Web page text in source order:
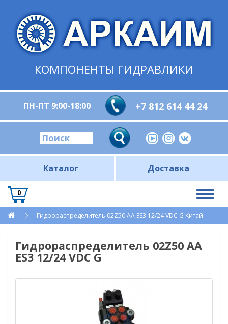
КОМПОНЕНТЫ ГИДРАВЛИКИ
ПН-ПТ 9:00-18:00 +7 812 614 44 24
Каталог Доставка
0
Гидрораспределитель 02Z50 AA ES3 12/24 VDC G Китай
Гидрораспределитель 02Z50 AA
ES3 12/24 VDC G